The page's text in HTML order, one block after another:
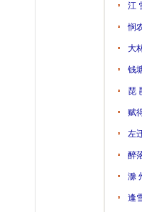
江
悯
大
钱
琵
赋
左
醉
滁
逢